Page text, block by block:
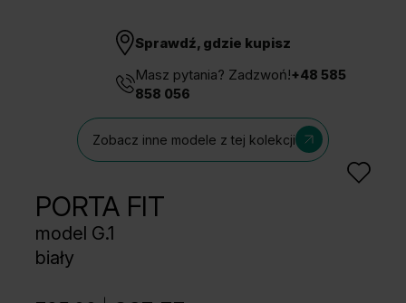
Sprawdź, gdzie kupisz
Masz pytania? Zadzwoń!+48 585
858 056
Zobacz inne modele z tej kolekcji
PORTA FIT
model G.1
biały